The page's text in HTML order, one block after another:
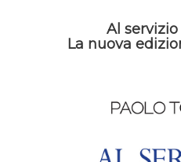
Al
La nuova